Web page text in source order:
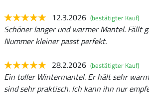
12.3.2026 (bestätigter Kauf)
Schöner langer und warmer Mantel. Fällt
Nummer kleiner passt perfekt.
28.2.2026 (bestätigter Kauf)
Ein toller Wintermantel. Er hält sehr
sind sehr praktisch. Ich kann ihn nur